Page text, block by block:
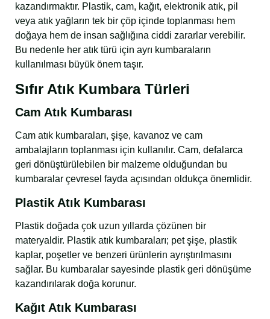
kazandırmaktır. Plastik, cam, kağıt, elektronik atık, pil
veya atık yağların tek bir çöp içinde toplanması hem
doğaya hem de insan sağlığına ciddi zararlar verebilir.
Bu nedenle her atık türü için ayrı kumbaraların
kullanılması büyük önem taşır.
Sıfır Atık Kumbara Türleri
Cam Atık Kumbarası
Cam atık kumbaraları, şişe, kavanoz ve cam
ambalajların toplanması için kullanılır. Cam, defalarca
geri dönüştürülebilen bir malzeme olduğundan bu
kumbaralar çevresel fayda açısından oldukça önemlidir.
Plastik Atık Kumbarası
Plastik doğada çok uzun yıllarda çözünen bir
materyaldir. Plastik atık kumbaraları; pet şişe, plastik
kaplar, poşetler ve benzeri ürünlerin ayrıştırılmasını
sağlar. Bu kumbaralar sayesinde plastik geri dönüşüme
kazandırılarak doğa korunur.
Kağıt Atık Kumbarası